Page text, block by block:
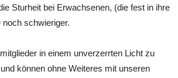
Sturheit bei Erwachsenen, (die fest in ihre
schwieriger.
in einem unverzerrten Licht zu
können ohne Weiteres mit unseren